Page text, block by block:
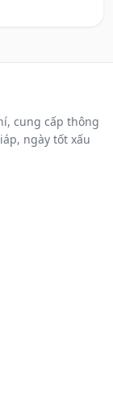
cung cấp thông
ngày tốt xấu